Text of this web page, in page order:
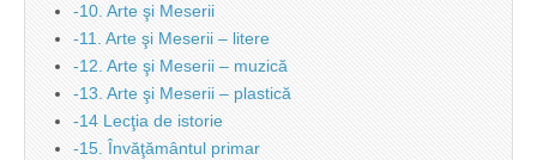
-10. Arte şi Meserii
-11. Arte şi Meserii – litere
-12. Arte şi Meserii – muzică
-13. Arte şi Meserii – plastică
-14 Lecţia de istorie
-15. Învăţământul primar